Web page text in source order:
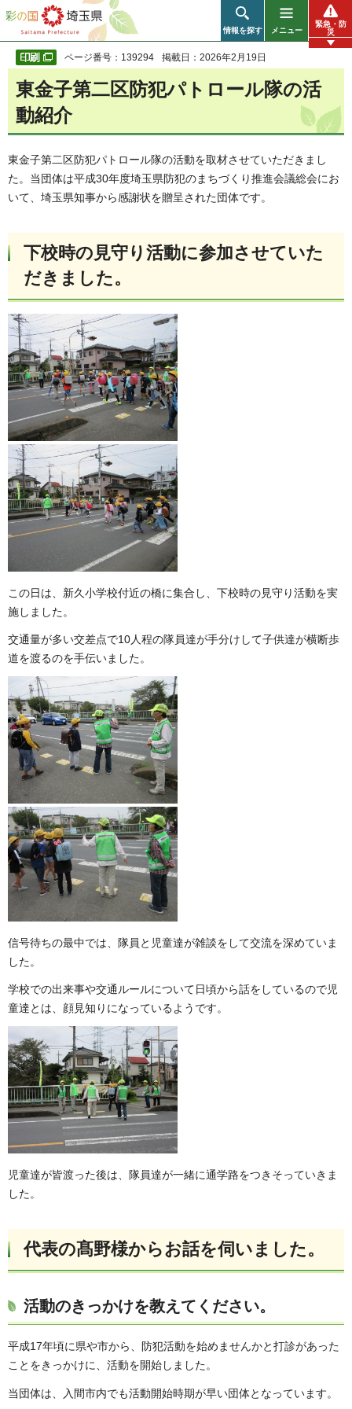
彩の国 埼玉県
情報を探す メニュー
緊急・防
災
ページ番号：139294 掲載日：2026年2月19日
東金子第二区防犯パトロール隊の活
動紹介
東金子第二区防犯パトロール隊の活動を取材させていただきまし
た。当団体は平成30年度埼玉県防犯のまちづくり推進会議総会にお
いて、埼玉県知事から感謝状を贈呈された団体です。
下校時の見守り活動に参加させていた
だきました。
この日は、新久小学校付近の橋に集合し、下校時の見守り活動を実
施しました。
交通量が多い交差点で10人程の隊員達が手分けして子供達が横断歩
道を渡るのを手伝いました。
信号待ちの最中では、隊員と児童達が雑談をして交流を深めていま
した。
学校での出来事や交通ルールについて日頃から話をしているので児
童達とは、顔見知りになっているようです。
児童達が皆渡った後は、隊員達が一緒に通学路をつきそっていきま
した。
代表の髙野様からお話を伺いました。
活動のきっかけを教えてください。
平成17年頃に県や市から、防犯活動を始めませんかと打診があった
ことをきっかけに、活動を開始しました。
当団体は、入間市内でも活動開始時期が早い団体となっています。